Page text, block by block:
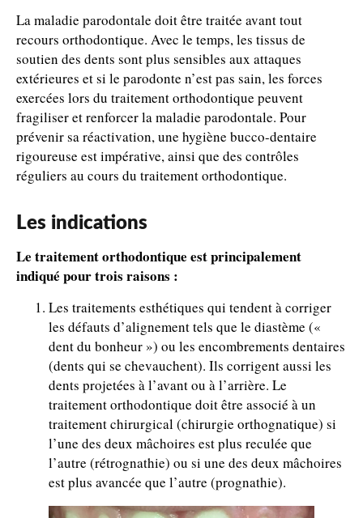
La maladie parodontale doit être traitée avant tout
recours orthodontique. Avec le temps, les tissus de
soutien des dents sont plus sensibles aux attaques
extérieures et si le parodonte n’est pas sain, les forces
exercées lors du traitement orthodontique peuvent
fragiliser et renforcer la maladie parodontale. Pour
prévenir sa réactivation, une hygiène bucco-dentaire
rigoureuse est impérative, ainsi que des contrôles
réguliers au cours du traitement orthodontique.
Les indications
Le traitement orthodontique est principalement
indiqué pour trois raisons :
Les traitements esthétiques qui tendent à corriger
les défauts d’alignement tels que le diastème («
dent du bonheur ») ou les encombrements dentaires
(dents qui se chevauchent). Ils corrigent aussi les
dents projetées à l’avant ou à l’arrière. Le
traitement orthodontique doit être associé à un
traitement chirurgical (chirurgie orthognatique) si
l’une des deux mâchoires est plus reculée que
l’autre (rétrognathie) ou si une des deux mâchoires
est plus avancée que l’autre (prognathie).